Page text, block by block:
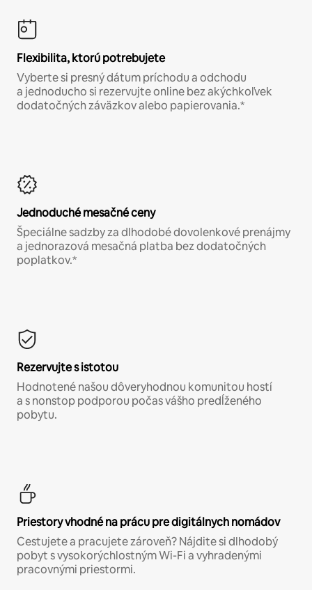
Flexibilita, ktorú potrebujete
Vyberte si presný dátum príchodu a odchodu
a jednoducho si rezervujte online bez akýchkoľvek
dodatočných záväzkov alebo papierovania.*
Jednoduché mesačné ceny
Špeciálne sadzby za dlhodobé dovolenkové prenájmy
a jednorazová mesačná platba bez dodatočných
poplatkov.*
Rezervujte s istotou
Hodnotené našou dôveryhodnou komunitou hostí
a s nonstop podporou počas vášho predĺženého
pobytu.
Priestory vhodné na prácu pre digitálnych nomádov
Cestujete a pracujete zároveň? Nájdite si dlhodobý
pobyt s vysokorýchlostným Wi-Fi a vyhradenými
pracovnými priestormi.